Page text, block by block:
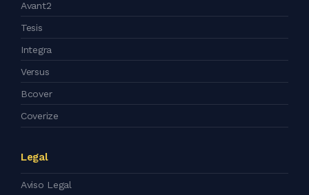
Avant2
Tesis
Integra
Versus
Bcover
Coverize
Legal
Aviso Legal